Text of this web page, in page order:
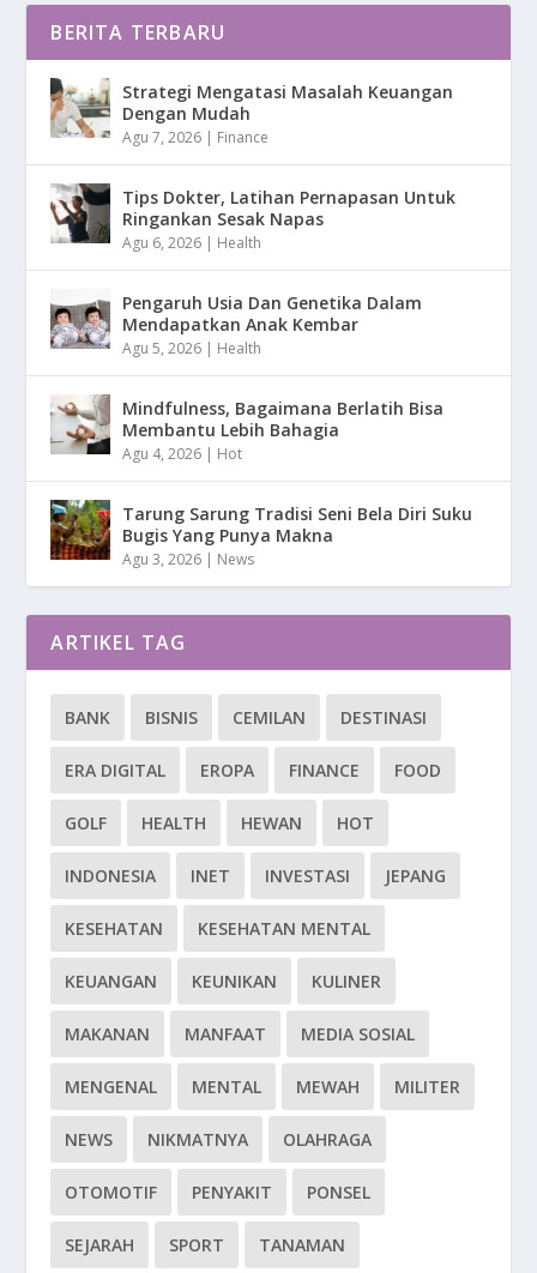
BERITA TERBARU
Strategi Mengatasi Masalah Keuangan
Dengan Mudah
Agu 7, 2026 | Finance
Tips Dokter, Latihan Pernapasan Untuk
Ringankan Sesak Napas
Agu 6, 2026 | Health
Pengaruh Usia Dan Genetika Dalam
Mendapatkan Anak Kembar
Agu 5, 2026 | Health
Mindfulness, Bagaimana Berlatih Bisa
Membantu Lebih Bahagia
Agu 4, 2026 | Hot
Tarung Sarung Tradisi Seni Bela Diri Suku
Bugis Yang Punya Makna
Agu 3, 2026 | News
ARTIKEL TAG
BANK BISNIS CEMILAN DESTINASI
ERA DIGITAL EROPA FINANCE FOOD
GOLF HEALTH HEWAN HOT
INDONESIA INET INVESTASI JEPANG
KESEHATAN KESEHATAN MENTAL
KEUANGAN KEUNIKAN KULINER
MAKANAN MANFAAT MEDIA SOSIAL
MENGENAL MENTAL MEWAH MILITER
NEWS NIKMATNYA OLAHRAGA
OTOMOTIF PENYAKIT PONSEL
SEJARAH SPORT TANAMAN